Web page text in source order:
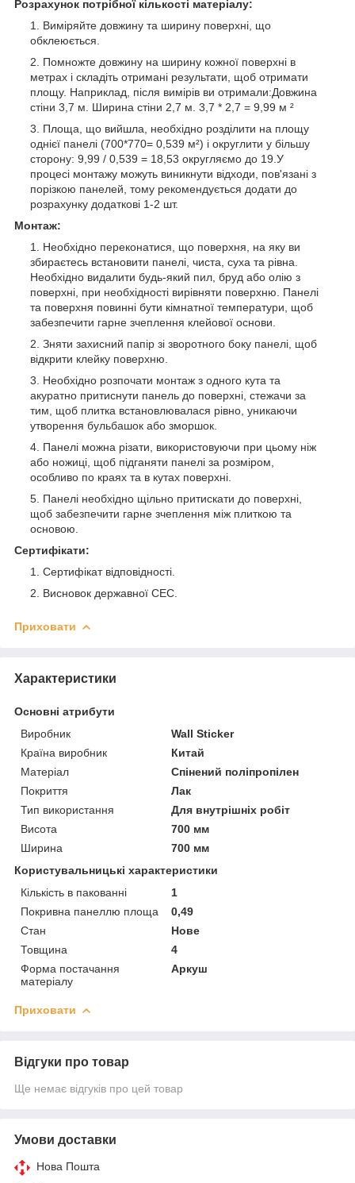
Розрахунок потрібної кількості матеріалу:
Виміряйте довжину та ширину поверхні, що
обклеюється.
Помножте довжину на ширину кожної поверхні в
метрах і складіть отримані результати, щоб отримати
площу. Наприклад, після вимірів ви отримали:Довжина
стіни 3,7 м. Ширина стіни 2,7 м. 3,7 * 2,7 = 9,99 м ²
Площа, що вийшла, необхідно розділити на площу
однієї панелі (700*770= 0,539 м²) і округлити у більшу
сторону: 9,99 / 0,539 = 18,53 округляємо до 19.У
процесі монтажу можуть виникнути відходи, пов'язані з
порізкою панелей, тому рекомендується додати до
розрахунку додаткові 1-2 шт.
Монтаж:
Необхідно переконатися, що поверхня, на яку ви
збираєтесь встановити панелі, чиста, суха та рівна.
Необхідно видалити будь-який пил, бруд або олію з
поверхні, при необхідності вирівняти поверхню. Панелі
та поверхня повинні бути кімнатної температури, щоб
забезпечити гарне зчеплення клейової основи.
Зняти захисний папір зі зворотного боку панелі, щоб
відкрити клейку поверхню.
Необхідно розпочати монтаж з одного кута та
акуратно притиснути панель до поверхні, стежачи за
тим, щоб плитка встановлювалася рівно, уникаючи
утворення бульбашок або зморшок.
Панелі можна різати, використовуючи при цьому ніж
або ножиці, щоб підганяти панелі за розміром,
особливо по краях та в кутах поверхні.
Панелі необхідно щільно притискати до поверхні,
щоб забезпечити гарне зчеплення між плиткою та
основою.
Сертифікати:
Сертифікат відповідності.
Висновок державної СЕС.
Приховати
Характеристики
Основні атрибути
Виробник
Wall Sticker
Країна виробник
Китай
Матеріал
Спінений поліпропілен
Покриття
Лак
Тип використання
Для внутрішніх робіт
Висота
700 мм
Ширина
700 мм
Користувальницькі характеристики
Кількість в пакованні
1
Покривна панеллю площа
0,49
Стан
Нове
Товщина
4
Форма постачання
матеріалу
Аркуш
Приховати
Відгуки про товар
Ще немає відгуків про цей товар
Умови доставки
Нова Пошта